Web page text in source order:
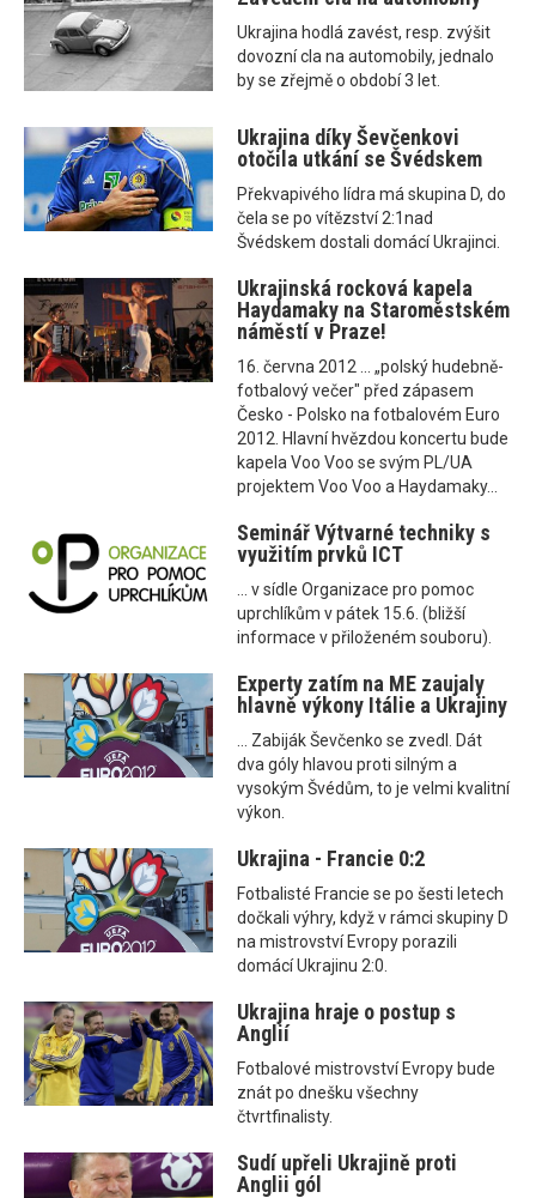
Ukrajina hodlá zavést, resp. zvýšit
dovozní cla na automobily, jednalo
by se zřejmě o období 3 let.
Ukrajina díky Ševčenkovi
otočila utkání se Švédskem
Překvapivého lídra má skupina D, do
čela se po vítězství 2:1nad
Švédskem dostali domácí Ukrajinci.
Ukrajinská rocková kapela
Haydamaky na Staroměstském
náměstí v Praze!
16. června 2012 ... „polský hudebně-
fotbalový večer" před zápasem
Česko - Polsko na fotbalovém Euro
2012. Hlavní hvězdou koncertu bude
kapela Voo Voo se svým PL/UA
projektem Voo Voo a Haydamaky...
Seminář Výtvarné techniky s
využitím prvků ICT
... v sídle Organizace pro pomoc
uprchlíkům v pátek 15.6. (bližší
informace v přiloženém souboru).
Experty zatím na ME zaujaly
hlavně výkony Itálie a Ukrajiny
... Zabiják Ševčenko se zvedl. Dát
dva góly hlavou proti silným a
vysokým Švédům, to je velmi kvalitní
výkon.
Ukrajina - Francie 0:2
Fotbalisté Francie se po šesti letech
dočkali výhry, když v rámci skupiny D
na mistrovství Evropy porazili
domácí Ukrajinu 2:0.
Ukrajina hraje o postup s
Anglií
Fotbalové mistrovství Evropy bude
znát po dnešku všechny
čtvrtfinalisty.
Sudí upřeli Ukrajině proti
Anglii gól